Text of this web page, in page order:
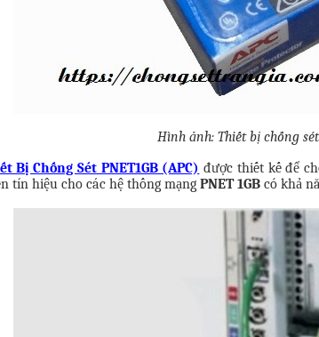
Hình ảnh: Thiết bị chống sét
Bị Chống Sét PNET1GB (APC) được thiết kế để
tín hiệu cho các hệ thống mạng PNET 1GB có khả